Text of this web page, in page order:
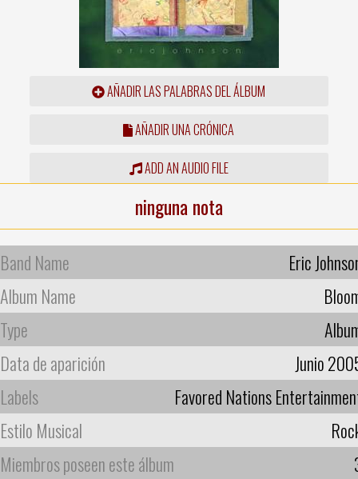
AÑADIR LAS PALABRAS DEL ÁLBUM
AÑADIR UNA CRÓNICA
ADD AN AUDIO FILE
ninguna nota
Band Name
Eric
Album Name
Type
Data de aparición
Junio
Labels
Favored Nations
Estilo Musical
Miembros poseen este álbum